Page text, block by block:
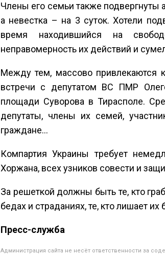
Члены его семьи также подвергнуты
а невестка – на 3 суток. Хотели
время находившийся на
неправомерность их действий и
Между тем, массово привлекаются к
встречи с депутатом ВС ПМР
площади Суворова в Тирасполе.
депутаты, члены их семей,
граждане…
Компартия Украины требует
Хоржана, всех узников совести и
За решеткой должны быть те, кто
бедах и страданиях, те, кто лишает
Пресс-служба
Администрация сайта не несёт ответственности за